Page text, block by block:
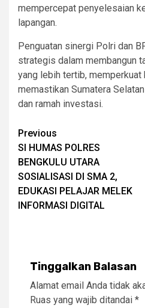
mempercepat penyelesaian
lapangan.
Penguatan sinergi Polri dan
strategis dalam membangun
yang lebih tertib, memperkuat
memastikan Sumatera
dan ramah investasi.
Post
navigation
Previous
SI HUMAS POLRES
BENGKULU UTARA
SOSIALISASI DI SMA 2,
EDUKASI PELAJAR MELEK
INFORMASI DIGITAL
Tinggalkan Balasan
Alamat email Anda tidak
Ruas yang wajib ditandai *